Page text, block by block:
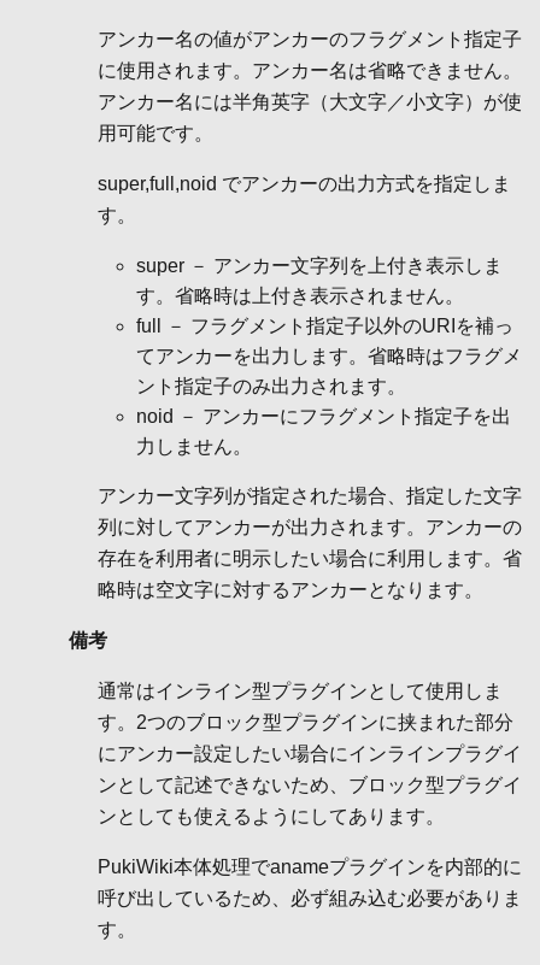
アンカー名の値がアンカーのフラグメント指定子
に使用されます。アンカー名は省略できません。
アンカー名には半角英字（大文字／小文字）が使
用可能です。
super,full,noid でアンカーの出力方式を指定しま
す。
super － アンカー文字列を上付き表示しま
す。省略時は上付き表示されません。
full － フラグメント指定子以外のURIを補っ
てアンカーを出力します。省略時はフラグメ
ント指定子のみ出力されます。
noid － アンカーにフラグメント指定子を出
力しません。
アンカー文字列が指定された場合、指定した文字
列に対してアンカーが出力されます。アンカーの
存在を利用者に明示したい場合に利用します。省
略時は空文字に対するアンカーとなります。
備考
通常はインライン型プラグインとして使用しま
す。2つのブロック型プラグインに挟まれた部分
にアンカー設定したい場合にインラインプラグイ
ンとして記述できないため、ブロック型プラグイ
ンとしても使えるようにしてあります。
PukiWiki本体処理でanameプラグインを内部的に
呼び出しているため、必ず組み込む必要がありま
す。